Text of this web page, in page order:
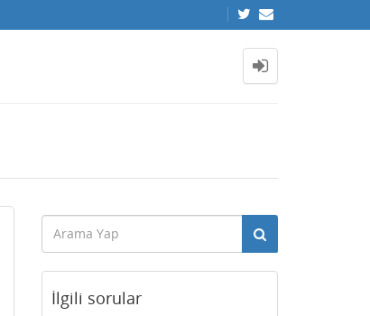
İlgili sorular